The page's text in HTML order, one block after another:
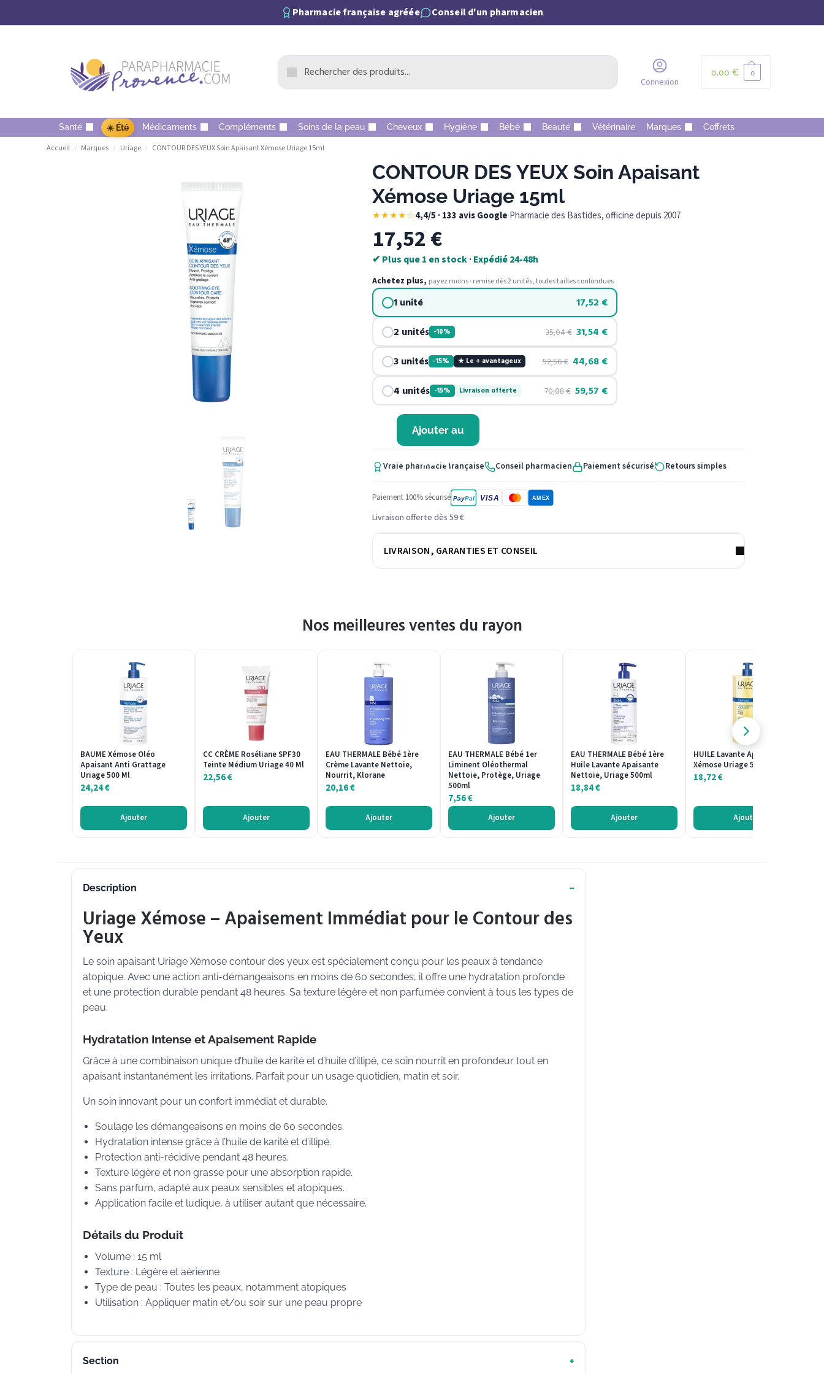
Pharmacie française agréée Conseil d'un pharmacien
Connexion
0,00 € 0
Santé ☀️ Été Médicaments Compléments Soins de la peau Cheveux Hygiène Bébé Beauté Vétérinaire Marques Coffrets
Accueil / Marques / Uriage / CONTOUR DES YEUX Soin Apaisant Xémose Uriage 15ml
CONTOUR DES YEUX Soin Apaisant
Xémose Uriage 15ml
★★★★☆4,4/5 · 133 avis Google·Pharmacie des Bastides, officine depuis 2007
17,52€
✔ Plus que 1 en stock · Expédié 24-48h
Achetez plus, payez moins · remise dès 2 unités, toutes tailles confondues
1 unité 17,52 €
2 unités -10% 35,04€ 31,54 €
3 unités -15% ★ Le + avantageux 52,56€ 44,68€
4 unités -15% Livraison offerte 70,08€ 59,57 €
Ajouter au
panier
Vraie pharmacie française Conseil pharmacien Paiement sécurisé Retours simples
Paiement 100% sécurisé PayPal VISA AMEX
Livraison offerte dès 59 €
LIVRAISON, GARANTIES ET CONSEIL
Nos meilleures ventes du rayon
BAUME Xémose Oléo
Apaisant Anti Grattage
Uriage 500 Ml
24,24€
Ajouter
CC CRÈME Roséliane SPF30
Teinte Médium Uriage 40 Ml
22,56€
Ajouter
EAU THERMALE Bébé 1ère
Crème Lavante Nettoie,
Nourrit, Klorane
20,16€
Ajouter
EAU THERMALE Bébé 1er
Liminent Oléothermal
Nettoie, Protège, Uriage
500ml
7,56€
Ajouter
EAU THERMALE Bébé 1ère
Huile Lavante Apaisante
Nettoie, Uriage 500ml
18,84€
Ajouter
HUILE Lavante Apaisante
Xémose Uriage 500ml
18,72€
Ajouter
Description
Uriage Xémose – Apaisement Immédiat pour le Contour des
Yeux
Le soin apaisant Uriage Xémose contour des yeux est spécialement conçu pour les peaux à tendance
atopique. Avec une action anti-démangeaisons en moins de 60 secondes, il offre une hydratation profonde
et une protection durable pendant 48 heures. Sa texture légère et non parfumée convient à tous les types de
peau.
Hydratation Intense et Apaisement Rapide
Grâce à une combinaison unique d’huile de karité et d’huile d’illipé, ce soin nourrit en profondeur tout en
apaisant instantanément les irritations. Parfait pour un usage quotidien, matin et soir.
Un soin innovant pour un confort immédiat et durable.
Soulage les démangeaisons en moins de 60 secondes.
Hydratation intense grâce à l’huile de karité et d’illipé.
Protection anti-récidive pendant 48 heures.
Texture légère et non grasse pour une absorption rapide.
Sans parfum, adapté aux peaux sensibles et atopiques.
Application facile et ludique, à utiliser autant que nécessaire.
Détails du Produit
Volume : 15 ml
Texture : Légère et aérienne
Type de peau : Toutes les peaux, notamment atopiques
Utilisation : Appliquer matin et/ou soir sur une peau propre
Section